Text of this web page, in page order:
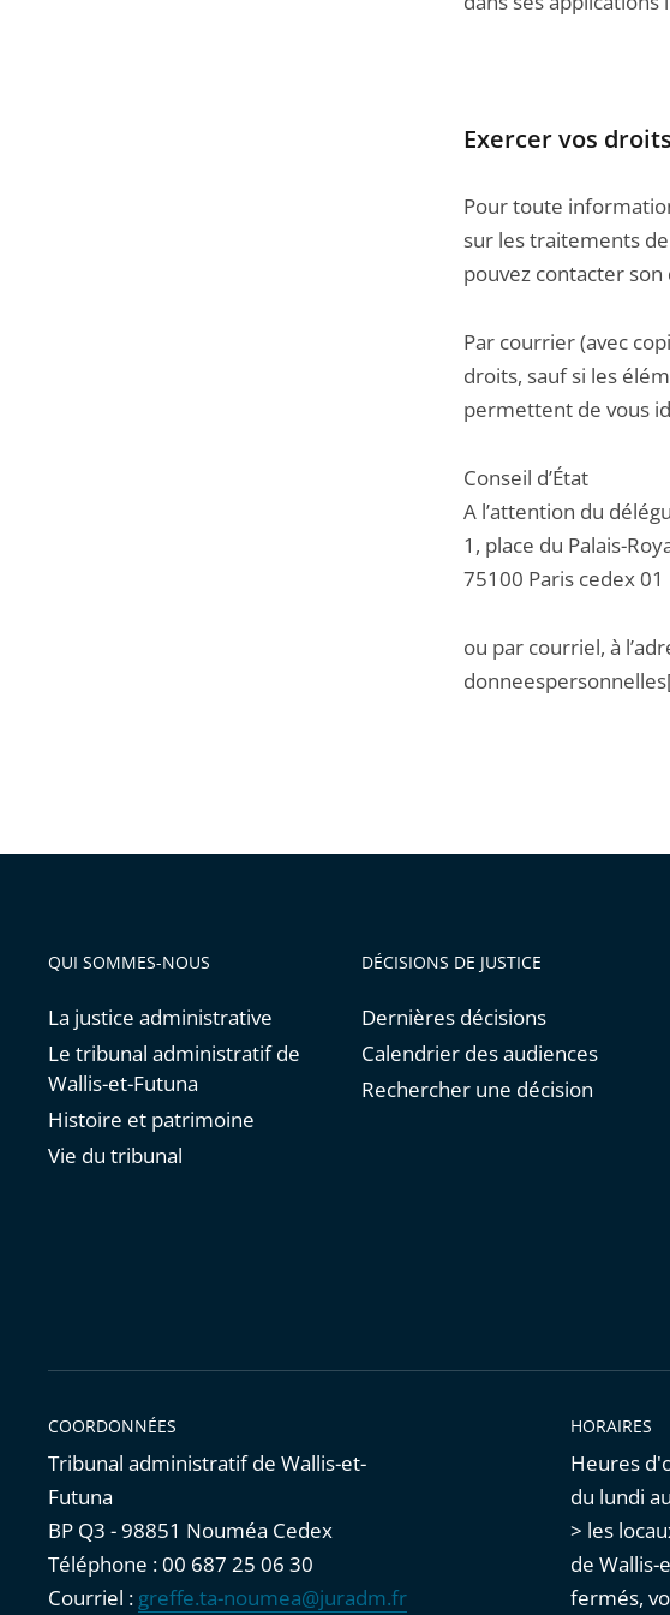
Exercer vos droits
Pour toute
sur les traitements
pouvez contacter son
Par courrier (avec
droits, sauf si les
permettent de vous
Conseil d’État
A l’attention du
1, place du Palais-
75100 Paris cedex 01
ou par courriel, à
QUI SOMMES-NOUS
La justice administrative
Le tribunal administratif de
Wallis-et-Futuna
Histoire et patrimoine
Vie du tribunal
DÉCISIONS DE JUSTICE
Dernières décisions
Calendrier des audiences
Rechercher une décision
COORDONNÉES
Tribunal administratif de Wallis-et-
Futuna
BP Q3 - 98851 Nouméa Cedex
Téléphone : 00 687 25 06 30
Courriel : greffe.ta-noumea@juradm.fr
HORAIRES
Heures
du lundi
> les
de Wallis-
fermés,